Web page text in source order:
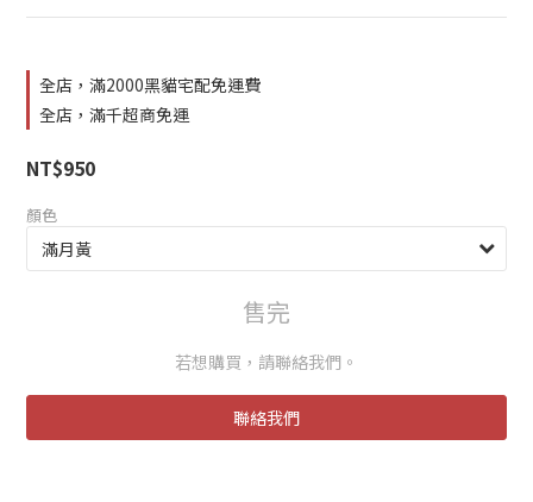
全店，滿2000黑貓宅配免運費
全店，滿千超商免運
NT$950
顏色
售完
若想購買，請聯絡我們。
聯絡我們